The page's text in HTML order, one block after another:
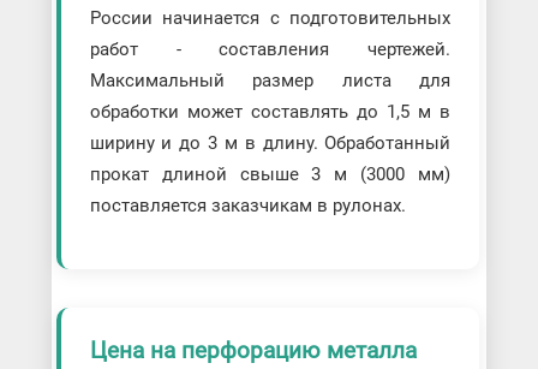
России начинается с подготовительных
работ - составления чертежей.
Максимальный размер листа для
обработки может составлять до 1,5 м в
ширину и до 3 м в длину. Обработанный
прокат длиной свыше 3 м (3000 мм)
поставляется заказчикам в рулонах.
Цена на перфорацию металла